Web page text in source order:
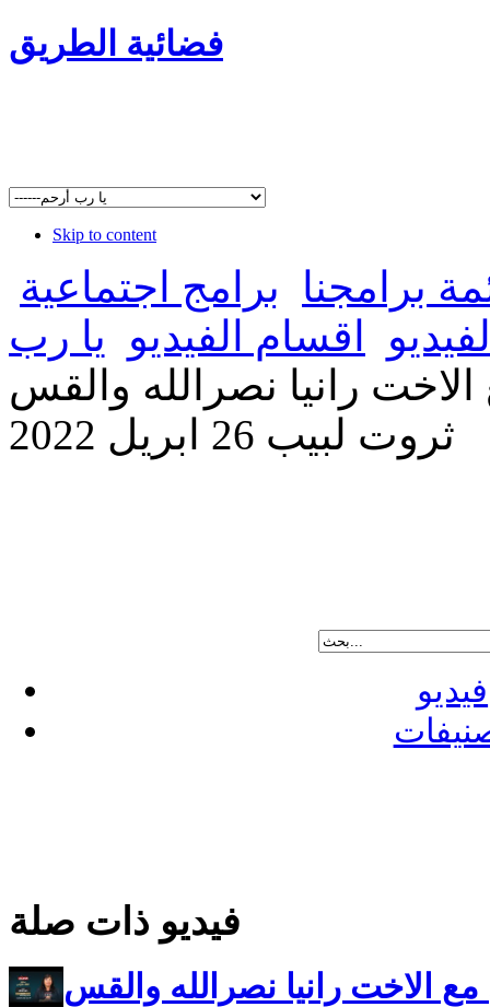
فضائية الطريق
Skip to content
برامجنا
برامج اجتماعية
اقسام الفيديو
يا رب
رانيا نصرالله والقس
ثروت لبيب 26 ابريل 2022
فيديو
فيديو ذات صلة
مع الاخت رانيا نصرالله والقس